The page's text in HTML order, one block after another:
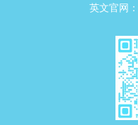
英文官网：